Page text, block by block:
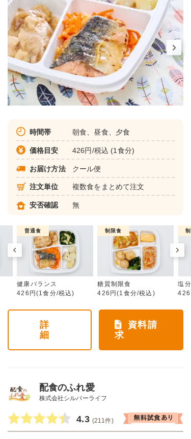
時間帯 朝食、昼食、夕食
価格目安 426円/税込 (1食分)
お届け方法 クール便
注文単位 複数食をまとめて注文
安否確認 無
普通食
健康バランス
426円(1食分/税込)
制限食
糖質制限食
426円(1食分/税込)
塩
詳
細
資料請
求
配食のふれ愛
株式会社シルバーライフ
4.3 (211件)